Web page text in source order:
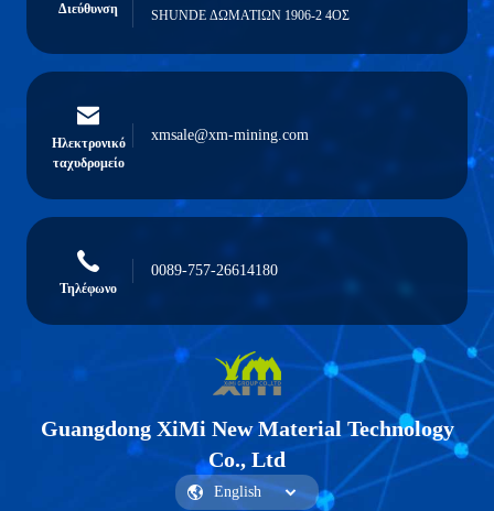
Διεύθυνση
SHUNDE ΔΩΜΑΤΙΩΝ 1906-2 4ΟΣ
Ηλεκτρονικό
ταχυδρομείο
xmsale@xm-mining.com
Τηλέφωνο
0089-757-26614180
Guangdong XiMi New Material Technology
Co., Ltd